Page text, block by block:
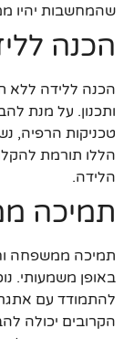
שהמחשבות יהיו
הכנה
הכנה ללידה ללא
ותכנון. על מנת
טכניקות הרפיה,
הללו תורמת
הלידה.
תמיכה
תמיכה ממשפחה
באופן משמעותי.
להתמודד עם
הקרובים יכולה